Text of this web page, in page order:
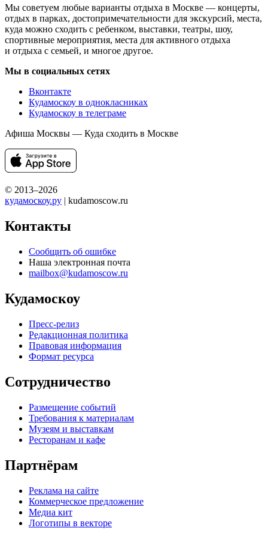
Мы советуем любые варианты отдыха в Москве — концерты,
отдых в парках, достопримечательности для экскурсий, места,
куда можно сходить с ребенком, выставки, театры, шоу,
спортивные мероприятия, места для активного отдыха
и отдыха с семьей, и многое другое.
Мы в социальных сетях
Вконтакте
Кудамоскоу в однокласниках
Кудамоскоу в телеграме
Афиша Москвы — Куда сходить в Москве
© 2013–2026
кудамоскоу.ру | kudamoscow.ru
Контакты
Сообщить об ошибке
Наша электронная почта
mailbox@kudamoscow.ru
Кудамоскоу
Пресс-релиз
Редакционная политика
Правовая информация
Формат ресурса
Сотрудничество
Размещение событий
Требования к материалам
Музеям и выставкам
Ресторанам и кафе
Партнёрам
Реклама на сайте
Коммерческое предложение
Медиа кит
Логотипы в векторе